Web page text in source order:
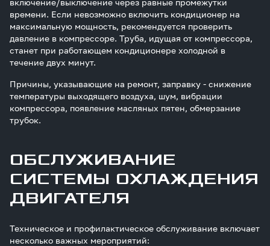
времени. Если невозможно включить кондиционер на
максимальную мощность, рекомендуется проверить
давление в компрессоре. Труба, идущая от компрессора,
станет при работающем кондиционере холодной в
течение двух минут.
Причины, указывающие на ремонт, заправку - снижение
температуры выходящего воздуха, шум, вибрации
компрессора, появление масляных пятен, обмерзание
трубок.
ОБСЛУЖИВАНИЕ
СИСТЕМЫ ОХЛАЖДЕНИЯ
ДВИГАТЕЛЯ
Техническое и профилактическое обслуживание включает
несколько важных мероприятий: